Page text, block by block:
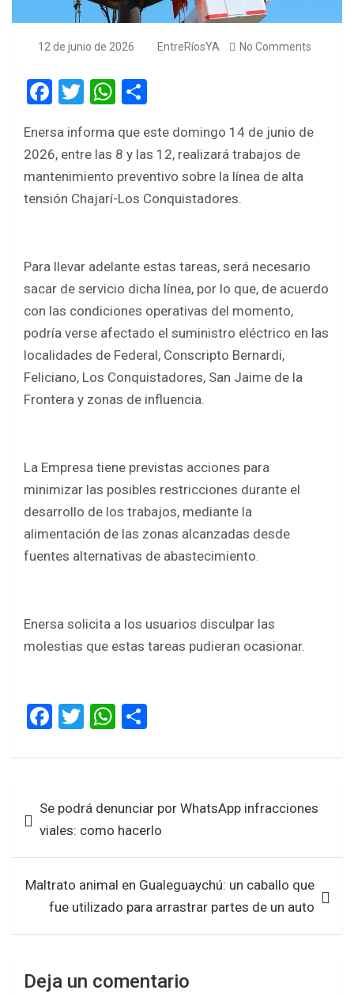
12 de junio de 2026 EntreRíosYA No Comments
F
ce
b
o
T
tt
er
W
at
s
A
ar
e
Enersa informa que este domingo 14 de junio de
2026, entre las 8 y las 12, realizará trabajos de
mantenimiento preventivo sobre la línea de alta
tensión Chajarí-Los Conquistadores.
Para llevar adelante estas tareas, será necesario
sacar de servicio dicha línea, por lo que, de acuerdo
con las condiciones operativas del momento,
podría verse afectado el suministro eléctrico en las
localidades de Federal, Conscripto Bernardi,
Feliciano, Los Conquistadores, San Jaime de la
Frontera y zonas de influencia.
La Empresa tiene previstas acciones para
minimizar las posibles restricciones durante el
desarrollo de los trabajos, mediante la
alimentación de las zonas alcanzadas desde
fuentes alternativas de abastecimiento.
Enersa solicita a los usuarios disculpar las
molestias que estas tareas pudieran ocasionar.
F
ce
o
o
k
T
tt
W
at
A
p
p
ar
de Se podrá denunciar por WhatsApp infracciones
viales: como hacerlo
Maltrato animal en Gualeguaychú: un caballo que
fue utilizado para arrastrar partes de un auto
Deja un comentario